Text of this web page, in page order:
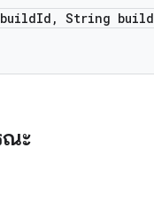
Id , String build
ณะ